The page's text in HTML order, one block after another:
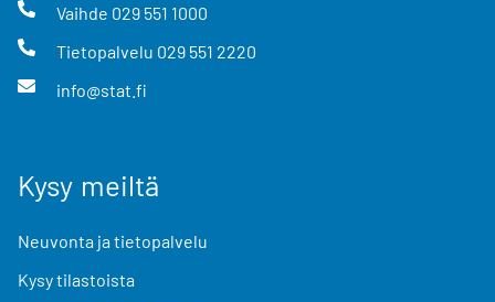
Vaihde 029 551 1000
Tietopalvelu 029 551 2220
info@stat.fi
Kysy meiltä
Neuvonta ja tietopalvelu
Kysy tilastoista